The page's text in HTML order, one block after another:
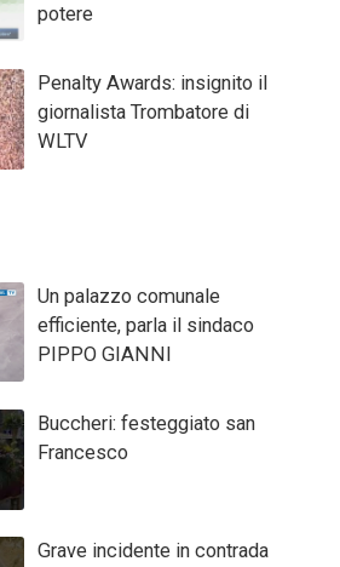
potere
Penalty Awards: insignito il
giornalista Trombatore di
WLTV
Un palazzo comunale
efficiente, parla il sindaco
PIPPO GIANNI
Buccheri: festeggiato san
Francesco
Grave incidente in contrada